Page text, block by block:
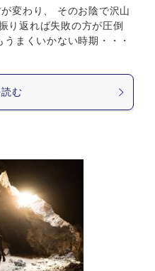
変わり、 そのお陰で沢山
り返れば失敗の方が圧倒
まくいかない時期・・・
む